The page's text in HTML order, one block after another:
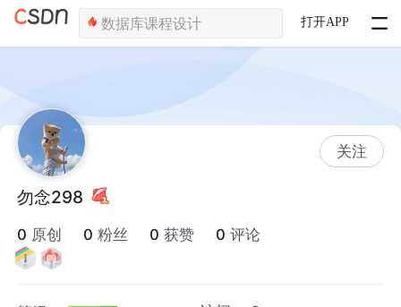
打开APP
关注
勿念298
0 原创 0 粉丝 0 获赞 0 评论